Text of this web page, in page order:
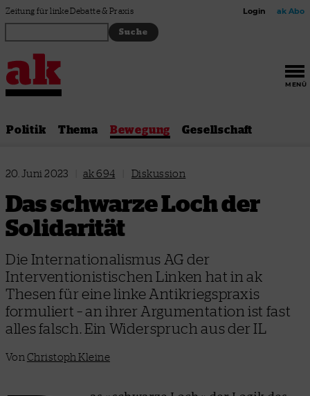
Zum Inhalt springen
Zeitung für linke Debatte & Praxis Login ak Abo
MENÜ
Politik Thema Bewegung Gesellschaft
20. Juni 2023 ak 694 Diskussion
Das schwarze Loch der
Solidarität
Die Internationalismus AG der
Interventionistischen Linken hat in ak
Thesen für eine linke Antikriegspraxis
formuliert – an ihrer Argumentation ist fast
alles falsch. Ein Widerspruch aus der IL
Von Christoph Kleine